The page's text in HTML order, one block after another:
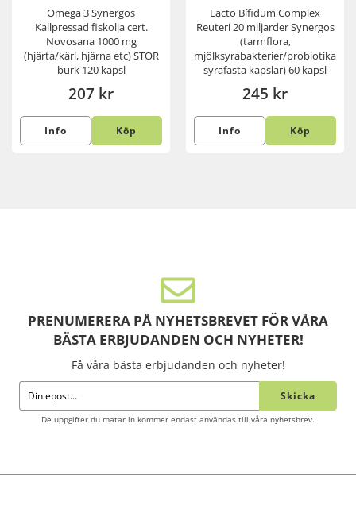
Omega 3 Synergos
Kallpressad fiskolja cert.
Novosana 1000 mg
(hjärta/kärl, hjärna etc) STOR
burk 120 kapsl
207 kr
Info Köp
Lacto Bífidum Complex
Reuteri 20 miljarder Synergos
(tarmflora,
mjölksyrabakterier/probiotika,
syrafasta kapslar) 60 kapsl
245 kr
Info Köp
PRENUMERERA PÅ NYHETSBREVET FÖR VÅRA
BÄSTA ERBJUDANDEN OCH NYHETER!
Få våra bästa erbjudanden och nyheter!
Skicka
De uppgifter du matar in kommer endast användas till våra nyhetsbrev.